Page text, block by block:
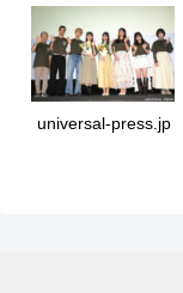
universal-press.jp